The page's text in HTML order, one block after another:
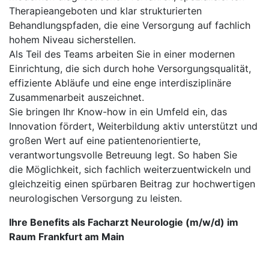
Therapieangeboten und klar strukturierten
Behandlungspfaden, die eine Versorgung auf fachlich
hohem Niveau sicherstellen.
Als Teil des Teams arbeiten Sie in einer modernen
Einrichtung, die sich durch hohe Versorgungsqualität,
effiziente Abläufe und eine enge interdisziplinäre
Zusammenarbeit auszeichnet.
Sie bringen Ihr Know-how in ein Umfeld ein, das
Innovation fördert, Weiterbildung aktiv unterstützt und
großen Wert auf eine patientenorientierte,
verantwortungsvolle Betreuung legt. So haben Sie
die Möglichkeit, sich fachlich weiterzuentwickeln und
gleichzeitig einen spürbaren Beitrag zur hochwertigen
neurologischen Versorgung zu leisten.
Ihre Benefits als Facharzt Neurologie (m/w/d) im
Raum Frankfurt am Main